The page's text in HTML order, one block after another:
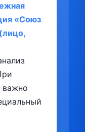
«Союз
важно